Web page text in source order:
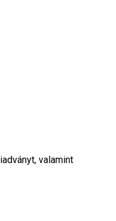
valamint